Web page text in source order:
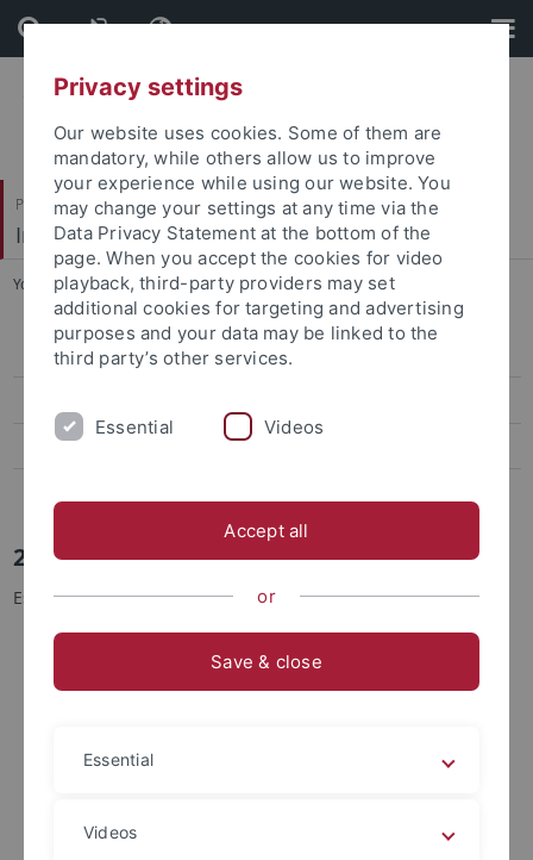
Skip
to
content
Skip
to
footer
Philosophische Fakultät
Institut für die Kulturen des Alten Orients
You are here: Startseite ... 50-jähriges Jubiläum
Geschichte des IANES
Ägyptologie in Tübingen
2016 wurde das IANES fünfzig Jahr!
Es wurden: Reden geschwungen ...
Privacy settings
Our website uses cookies. Some of them are
mandatory, while others allow us to improve
your experience while using our website. You
may change your settings at any time via the
Data Privacy Statement at the bottom of the
page. When you accept the cookies for video
playback, third-party providers may set
additional cookies for targeting and advertising
purposes and your data may be linked to the
third party’s other services.
Essential Videos
Accept all
or
Save & close
Essential
Videos